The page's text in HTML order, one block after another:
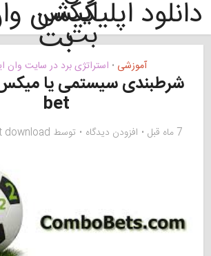
دانلود اپلیکیشن
بت
آموزشی • استراتژی برد در سایت
bet
7 ماه قبل افزودن دیدگاه توسط download